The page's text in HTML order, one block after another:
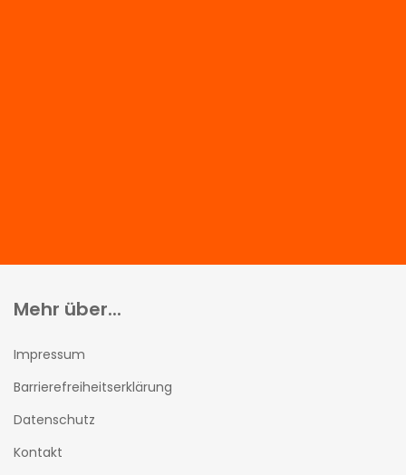
Mehr über...
Impressum
Barrierefreiheitserklärung
Datenschutz
Kontakt